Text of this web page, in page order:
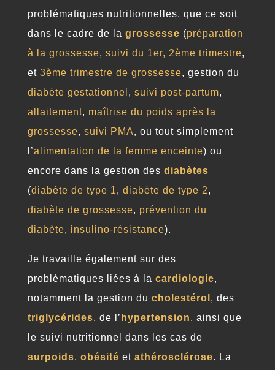
problématiques nutritionnelles, que ce soit
dans le cadre de la grossesse (préparation
à la grossesse, suivi du 1er, 2ème trimestre,
et 3ème trimestre de grossesse, gestion du
diabète gestationnel , suivi post-partum,
allaitement, maîtrise du poids après la
grossesse, suivi PMA, ou tout simplement
l’alimentation de la femme enceinte) ou
encore dans la gestion des diabètes
(diabète de type 1, diabète de type 2,
diabète de grossesse, prévention du
diabète, insulino-résistance).
Je travaille également sur des
problématiques liées à la cardiologie,
notamment la gestion du cholestérol , des
triglycérides, de l’ hypertension, ainsi que
le suivi nutritionnel dans les cas de
surpoids, obésité et athérosclérose. La